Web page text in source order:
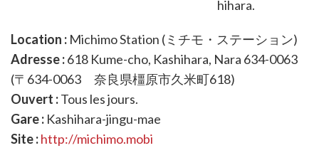
Location : Michimo Station (ミチモ・ステーション)
Adresse :618 Kume-cho, Kashihara, Nara 634-0063
(〒634-0063 奈良県橿原市久米町618)
Ouvert :Tous les jours.
Gare : Kashihara-jingu-mae
Site :http://michimo.mobi